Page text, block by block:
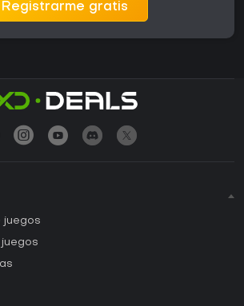
Registrarme gratis
juegos